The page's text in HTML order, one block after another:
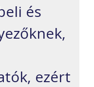
és
ezért